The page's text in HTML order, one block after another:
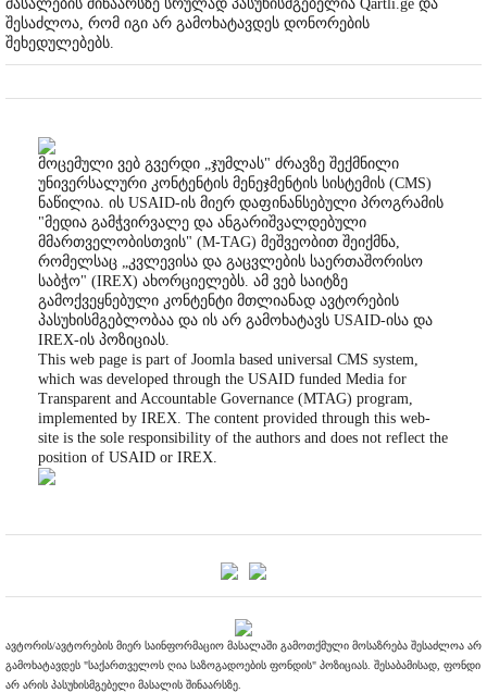
მასალების შინაარსზე სრულად პასუხისმგებელია Qartli.ge და
შესაძლოა, რომ იგი არ გამოხატავდეს დონორების
შეხედულებებს.
მოცემული ვებ გვერდი „ჯუმლას" ძრავზე შექმნილი
უნივერსალური კონტენტის მენეჯმენტის სისტემის (CMS)
ნაწილია. ის USAID-ის მიერ დაფინანსებული პროგრამის
"მედია გამჭვირვალე და ანგარიშვალდებული
მმართველობისთვის" (M-TAG) მეშვეობით შეიქმნა,
რომელსაც „კვლევისა და გაცვლების საერთაშორისო
საბჭო" (IREX) ახორციელებს. ამ ვებ საიტზე
გამოქვეყნებული კონტენტი მთლიანად ავტორების
პასუხისმგებლობაა და ის არ გამოხატავს USAID-ისა და
IREX-ის პოზიციას.
This web page is part of Joomla based universal CMS system,
which was developed through the USAID funded Media for
Transparent and Accountable Governance (MTAG) program,
implemented by IREX. The content provided through this web-
site is the sole responsibility of the authors and does not reflect the
position of USAID or IREX.
ავტორის/ავტორების მიერ საინფორმაციო მასალაში გამოთქმული მოსაზრება შესაძლოა არ
გამოხატავდეს "საქართველოს ღია საზოგადოების ფონდის" პოზიციას. შესაბამისად, ფონდი
არ არის პასუხისმგებელი მასალის შინაარსზე.